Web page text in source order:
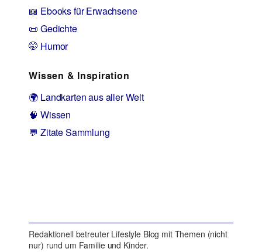
📖 Ebooks für Erwachsene
📜 Gedichte
🤭 Humor
Wissen & Inspiration
🌍 Landkarten aus aller Welt
🧠 Wissen
💬 Zitate Sammlung
Redaktionell betreuter Lifestyle Blog mit Themen (nicht
nur) rund um Familie und Kinder.